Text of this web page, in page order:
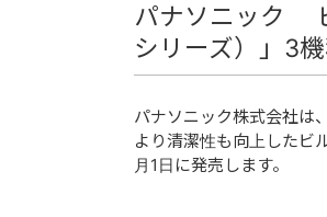
パナソニック
シリーズ）」3
パナソニック株式会社は
より清潔性も向上したビ
月1日に発売します。